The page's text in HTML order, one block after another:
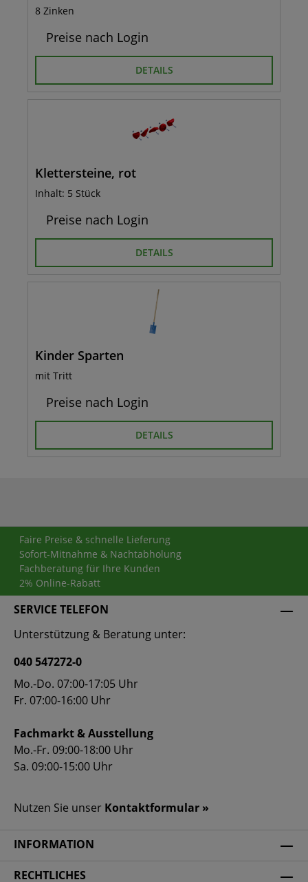
8 Zinken
Preise nach Login
DETAILS
Klettersteine, rot
Inhalt: 5 Stück
Preise nach Login
DETAILS
Kinder Sparten
mit Tritt
Preise nach Login
DETAILS
Faire Preise & schnelle Lieferung
Sofort-Mitnahme & Nachtabholung
Fachberatung für Ihre Kunden
2% Online-Rabatt
SERVICE TELEFON
Unterstützung & Beratung unter:
040 547272-0
Mo.-Do. 07:00-17:05 Uhr
Fr. 07:00-16:00 Uhr
Fachmarkt & Ausstellung
Mo.-Fr. 09:00-18:00 Uhr
Sa. 09:00-15:00 Uhr
Nutzen Sie unser Kontaktformular »
INFORMATION
RECHTLICHES